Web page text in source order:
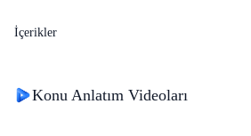
İçerikler
Konu Anlatım Videoları